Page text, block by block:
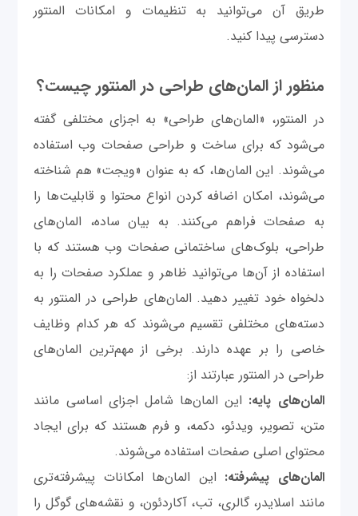
طریق آن می‌توانید به تنظیمات و امکانات المنتور
دسترسی پیدا کنید.
منظور از المان‌های طراحی در المنتور چیست؟
در المنتور، «المان‌های طراحی» به اجزای مختلفی گفته
می‌شود که برای ساخت و طراحی صفحات وب استفاده
می‌شوند. این المان‌ها، که به عنوان «ویجت» هم شناخته
می‌شوند، امکان اضافه کردن انواع محتوا و قابلیت‌ها را
به صفحات فراهم می‌کنند. به بیان ساده، المان‌های
طراحی، بلوک‌های ساختمانی صفحات وب هستند که با
استفاده از آن‌ها می‌توانید ظاهر و عملکرد صفحات را به
دلخواه خود تغییر دهید. المان‌های طراحی در المنتور به
دسته‌های مختلفی تقسیم می‌شوند که هر کدام وظایف
خاصی را بر عهده دارند. برخی از مهم‌ترین المان‌های
طراحی در المنتور عبارتند از:
المان‌های پایه: این المان‌ها شامل اجزای اساسی مانند
متن، تصویر، ویدئو، دکمه، و فرم هستند که برای ایجاد
محتوای اصلی صفحات استفاده می‌شوند.
المان‌های پیشرفته: این المان‌ها امکانات پیشرفته‌تری
مانند اسلایدر، گالری، تب، آکاردئون، و نقشه‌های گوگل را